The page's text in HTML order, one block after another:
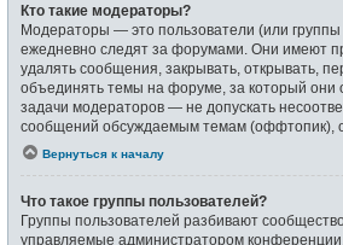
Кто такие модераторы?
Модераторы — это пользователи (или группы
ежедневно следят за форумами. Они имеют
удалять сообщения, закрывать, открывать,
объединять темы на форуме, за который они
задачи модераторов — не допускать
сообщений обсуждаемым темам (оффтопик),
Вернуться к началу
Что такое группы пользователей?
Группы пользователей разбивают
управляемые администратором